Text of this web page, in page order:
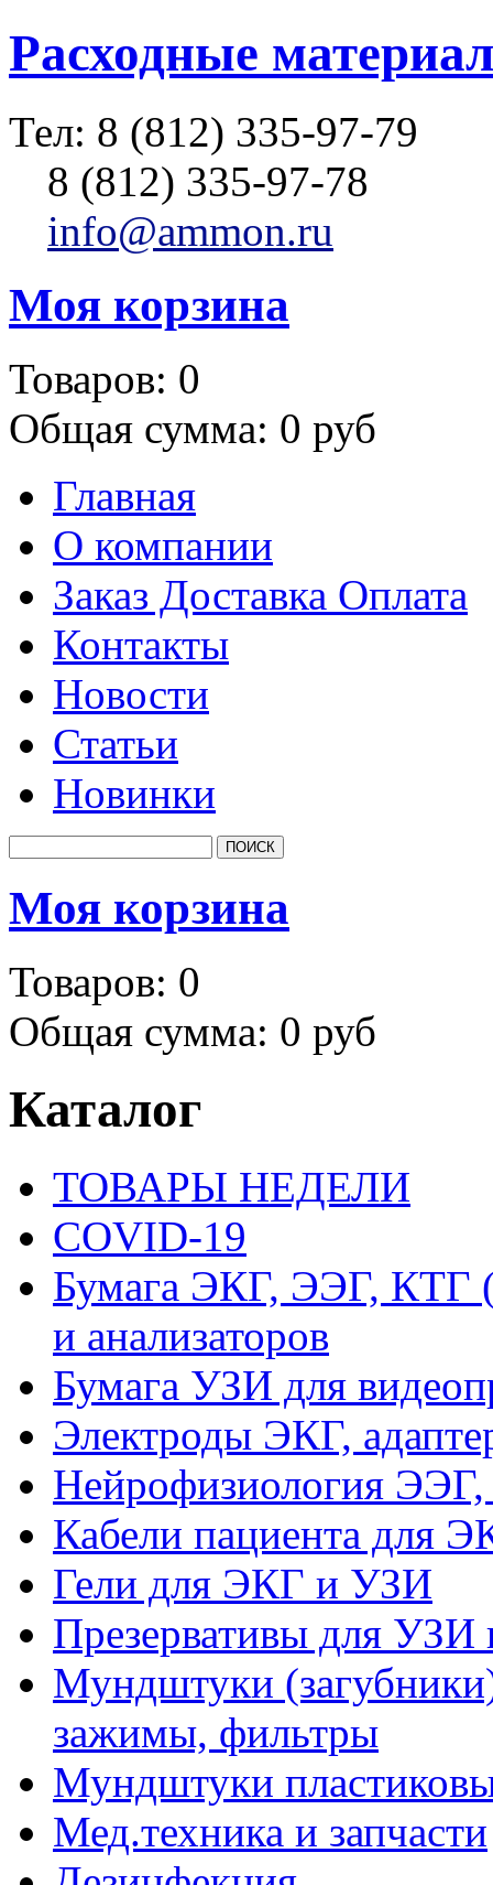
Расходные
Тел: 8 (812) 335-97-79
8 (812) 335-97-78
info@ammon.ru
Моя корзина
Товаров: 0
Общая сумма: 0 руб
Главная
О компании
Заказ Доставка Оплата
Контакты
Новости
Статьи
Новинки
Моя корзина
Товаров: 0
Общая сумма: 0 руб
Каталог
ТОВАРЫ НЕДЕЛИ
COVID-19
Бумага ЭКГ, ЭЭГ, КТГ
и анализаторов
Бумага УЗИ для
Электроды ЭКГ,
Нейрофизиология
Кабели пациента для
Гели для ЭКГ и УЗИ
Презервативы для УЗИ
Мундштуки
зажимы, фильтры
Мундштуки
Мед.техника и запчасти